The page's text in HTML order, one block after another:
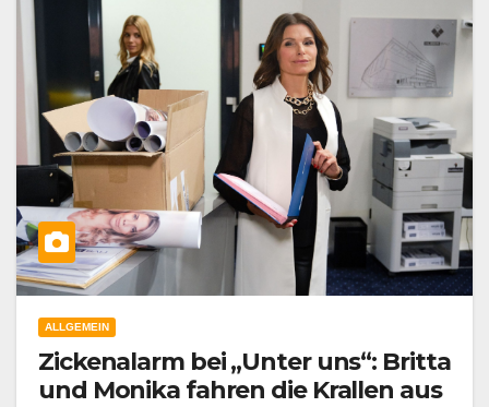
ALLGEMEIN
Zickenalarm bei „Unter uns“: Britta
und Monika fahren die Krallen aus